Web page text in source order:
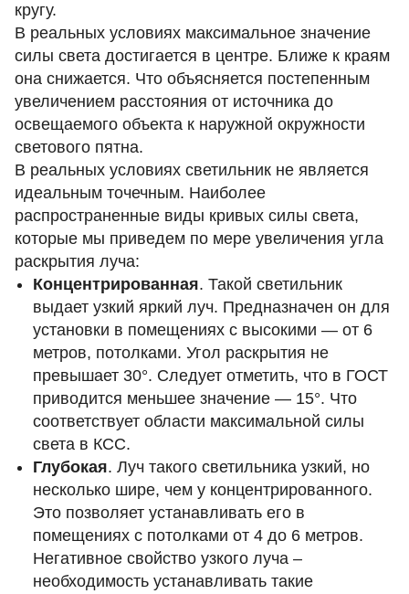
кругу.
В реальных условиях максимальное значение
силы света достигается в центре. Ближе к краям
она снижается. Что объясняется постепенным
увеличением расстояния от источника до
освещаемого объекта к наружной окружности
светового пятна.
В реальных условиях светильник не является
идеальным точечным. Наиболее
распространенные виды кривых силы света,
которые мы приведем по мере увеличения угла
раскрытия луча:
Концентрированная. Такой светильник
выдает узкий яркий луч. Предназначен он для
установки в помещениях с высокими — от 6
метров, потолками. Угол раскрытия не
превышает 30°. Следует отметить, что в ГОСТ
приводится меньшее значение — 15°. Что
соответствует области максимальной силы
света в КСС.
Глубокая. Луч такого светильника узкий, но
несколько шире, чем у концентрированного.
Это позволяет устанавливать его в
помещениях с потолками от 4 до 6 метров.
Негативное свойство узкого луча –
необходимость устанавливать такие